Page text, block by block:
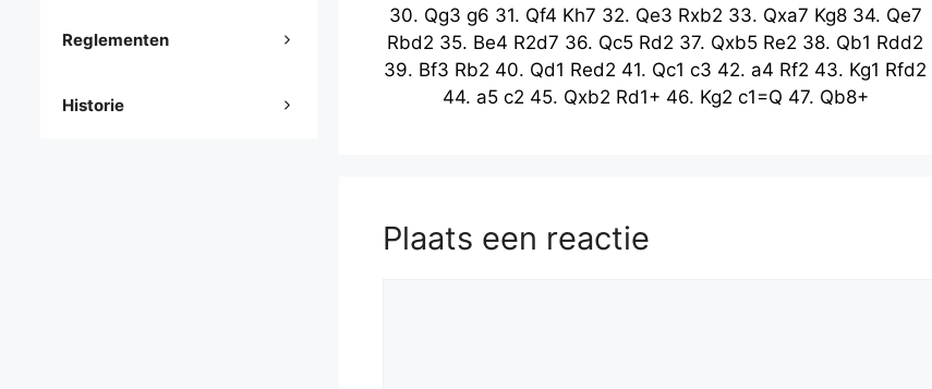
30. Qg3 g6 31. Qf4 Kh7 32. Qe3 Rxb2 33. Qxa7 Kg8 34. Qe7
Rbd2 35. Be4 R2d7 36. Qc5 Rd2 37. Qxb5 Re2 38. Qb1 Rdd2
39. Bf3 Rb2 40. Qd1 Red2 41. Qc1 c3 42. a4 Rf2 43. Kg1 Rfd2
44. a5 c2 45. Qxb2 Rd1+ 46. Kg2 c1=Q 47. Qb8+
Plaats een reactie
Reglementen
Historie